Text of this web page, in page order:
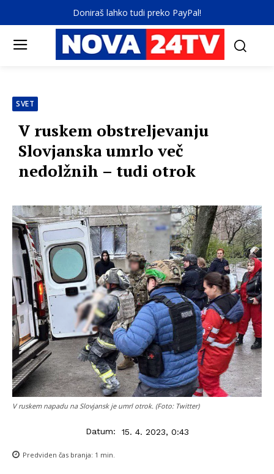
Doniraš lahko tudi preko PayPal!
SVET
V ruskem obstreljevanju
Slovjanska umrlo več
nedolžnih – tudi otrok
V ruskem napadu na Slovjansk je umrl otrok. (Foto: Twitter)
Datum: 15. 4. 2023, 0:43
Predviden čas branja: 1 min.